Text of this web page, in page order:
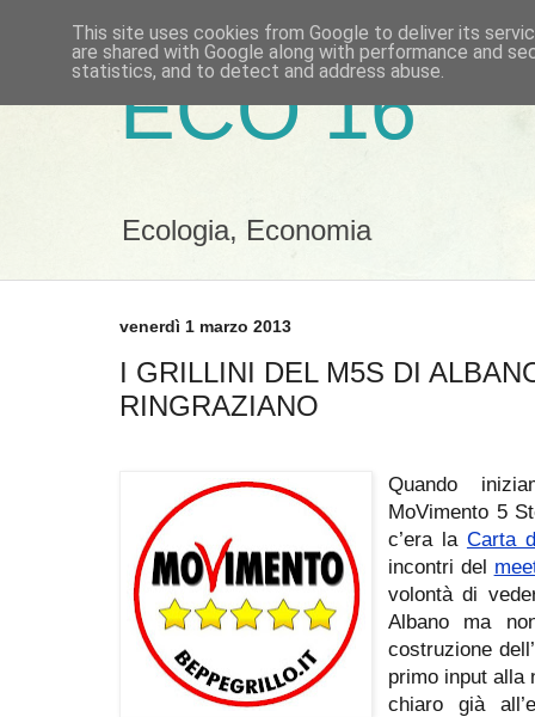
ECO 16
Ecologia, Economia
venerdì 1 marzo 2013
I GRILLINI DEL M5S DI
RINGRAZIANO
Quando
MoVimento 5
c’era la Carta
incontri del
volontà di
Albano ma
costruzione
primo input alla
chiaro già
This site uses cookies from Google to deliver its
are shared with Google along with performance and
statistics, and to detect and address abuse.